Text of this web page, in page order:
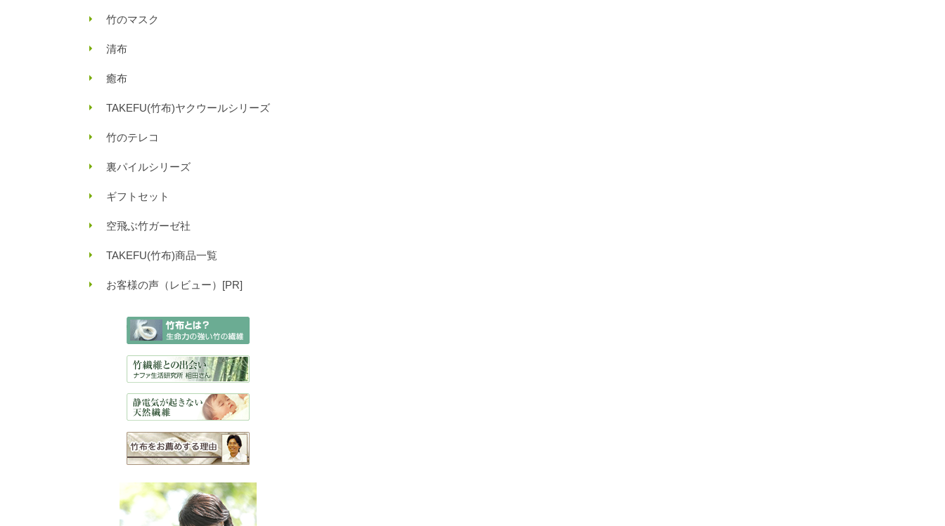
竹のマスク
清布
癒布
TAKEFU(竹布)ヤクウールシリーズ
竹のテレコ
裏パイルシリーズ
ギフトセット
空飛ぶ竹ガーゼ社
TAKEFU(竹布)商品一覧
お客様の声（レビュー）[PR]